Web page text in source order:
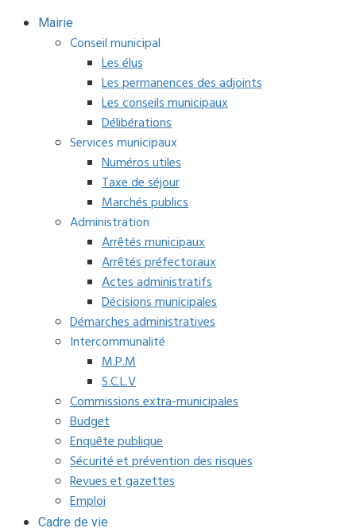
Mairie
Conseil municipal
Les élus
Les permanences des adjoints
Les conseils municipaux
Délibérations
Services municipaux
Numéros utiles
Taxe de séjour
Marchés publics
Administration
Arrêtés municipaux
Arrêtés préfectoraux
Actes administratifs
Décisions municipales
Démarches administratives
Intercommunalité
M.P.M
S.C.L.V
Commissions extra-municipales
Budget
Enquête publique
Sécurité et prévention des risques
Revues et gazettes
Emploi
Cadre de vie